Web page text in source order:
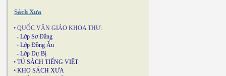
Sách Xưa
• QUỐC VĂN GIÁO KHOA THƯ:
- Lớp Sơ Đẳng
- Lớp Đồng Ấu
- Lớp Dự Bị
• TỦ SÁCH TIẾNG VIỆT
• KHO SÁCH XƯA